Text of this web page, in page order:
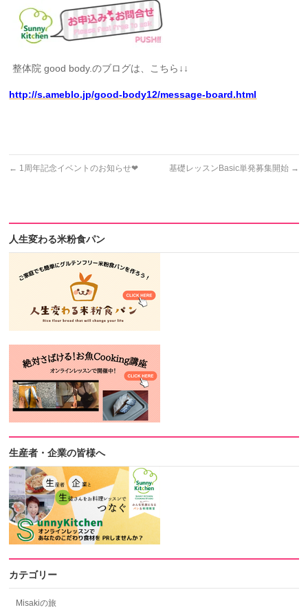
整体院 good body.のブログは、こちら↓↓
http://s.ameblo.jp/good-body12/message-board.html
← 1周年記念イベントのお知らせ❤ 基礎レッスンBasic単発募集開始 →
人生変わる米粉食パン
生産者・企業の皆様へ
カテゴリー
Misakiの旅